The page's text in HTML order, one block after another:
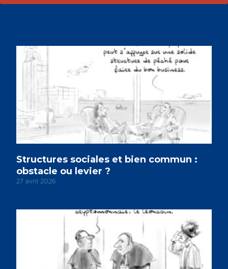
Structures sociales et bien commun :
obstacle ou levier ?
27 avril 2026